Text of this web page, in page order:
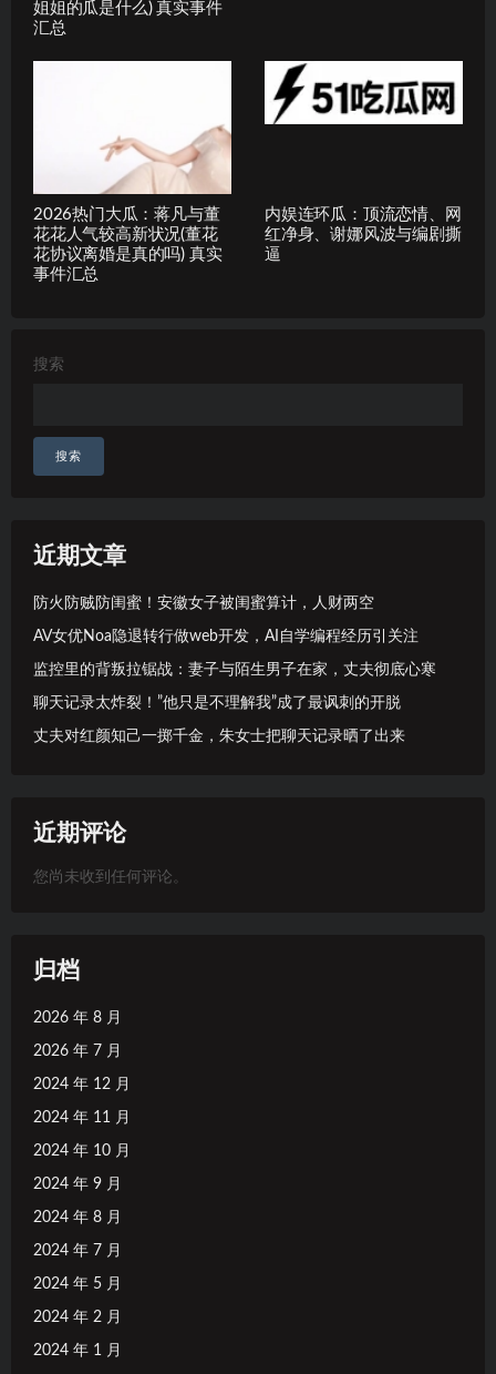
姐姐的瓜是什么) 真实事件
汇总
2026热门大瓜：蒋凡与董
花花人气较高新状况(董花
花协议离婚是真的吗) 真实
事件汇总
内娱连环瓜：顶流恋情、网
红净身、谢娜风波与编剧撕
逼
搜索
搜索
近期文章
防火防贼防闺蜜！安徽女子被闺蜜算计，人财两空
AV女优Noa隐退转行做web开发，AI自学编程经历引关注
监控里的背叛拉锯战：妻子与陌生男子在家，丈夫彻底心寒
聊天记录太炸裂！”他只是不理解我”成了最讽刺的开脱
丈夫对红颜知己一掷千金，朱女士把聊天记录晒了出来
近期评论
您尚未收到任何评论。
归档
2026 年 8 月
2026 年 7 月
2024 年 12 月
2024 年 11 月
2024 年 10 月
2024 年 9 月
2024 年 8 月
2024 年 7 月
2024 年 5 月
2024 年 2 月
2024 年 1 月